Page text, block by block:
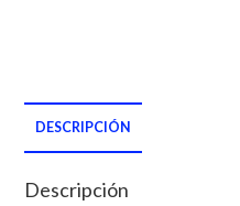
DESCRIPCIÓN
Descripción